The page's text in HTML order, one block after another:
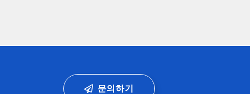
문의하기